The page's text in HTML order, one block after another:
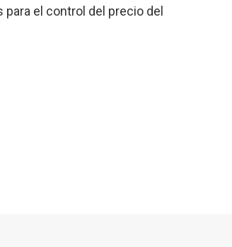
el control del precio del